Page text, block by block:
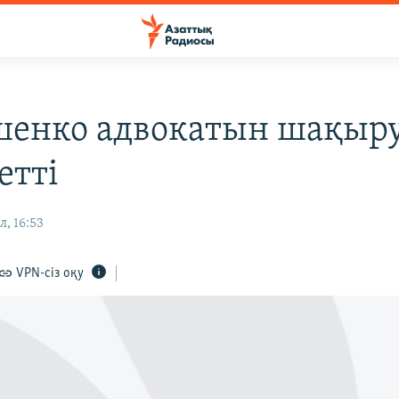
адвокатын
16:53
VPN-сіз оқу